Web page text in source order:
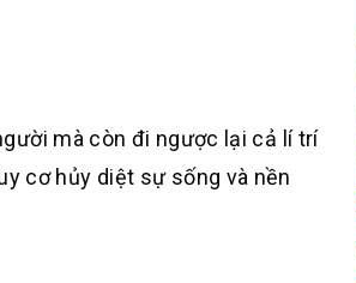
mà còn đi ngược lại cả lí trí
cơ hủy diệt sự sống và nền